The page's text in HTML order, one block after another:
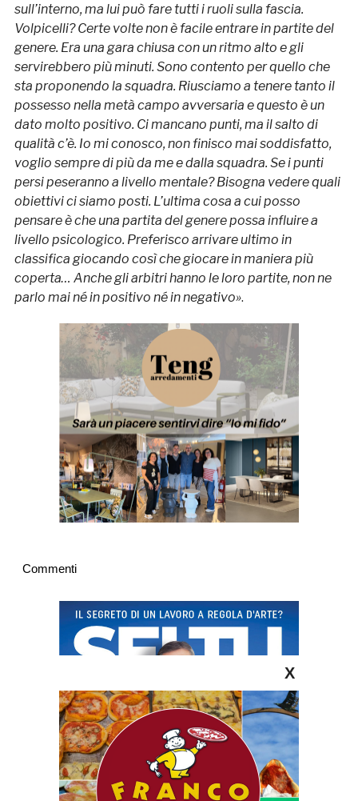
sull’interno, ma lui può fare tutti i ruoli sulla fascia.
Volpicelli? Certe volte non è facile entrare in partite del
genere. Era una gara chiusa con un ritmo alto e gli
servirebbero più minuti. Sono contento per quello che
sta proponendo la squadra. Riusciamo a tenere tanto il
possesso nella metà campo avversaria e questo è un
dato molto positivo. Ci mancano punti, ma il salto di
qualità c’è. Io mi conosco, non finisco mai soddisfatto,
voglio sempre di più da me e dalla squadra. Se i punti
persi peseranno a livello mentale? Bisogna vedere quali
obiettivi ci siamo posti. L’ultima cosa a cui posso
pensare è che una partita del genere possa influire a
livello psicologico. Preferisco arrivare ultimo in
classifica giocando così che giocare in maniera più
coperta… Anche gli arbitri hanno le loro partite, non ne
parlo mai né in positivo né in negativo».
Commenti
X